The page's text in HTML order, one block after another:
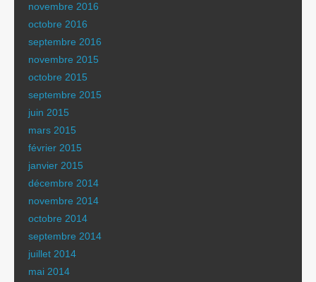
novembre 2016
octobre 2016
septembre 2016
novembre 2015
octobre 2015
septembre 2015
juin 2015
mars 2015
février 2015
janvier 2015
décembre 2014
novembre 2014
octobre 2014
septembre 2014
juillet 2014
mai 2014